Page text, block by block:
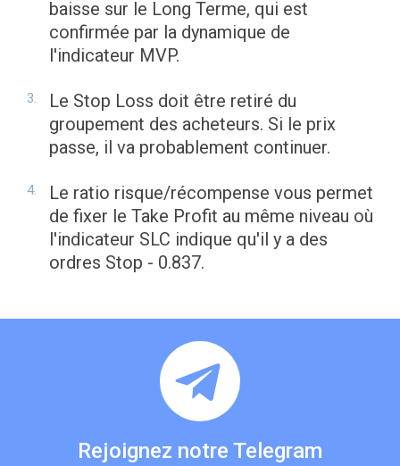
baisse sur le Long Terme, qui est
confirmée par la dynamique de
l'indicateur MVP.
Le Stop Loss doit être retiré du
groupement des acheteurs. Si le prix
passe, il va probablement continuer.
Le ratio risque/récompense vous permet
de fixer le Take Profit au même niveau où
l'indicateur SLC indique qu'il y a des
ordres Stop - 0.837.
Rejoignez notre Telegram